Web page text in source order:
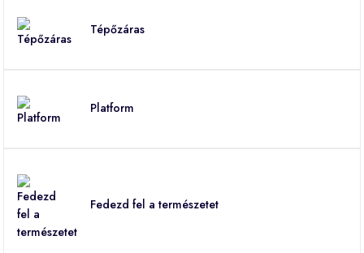
Tépőzáras
Platform
Fedezd fel a természetet